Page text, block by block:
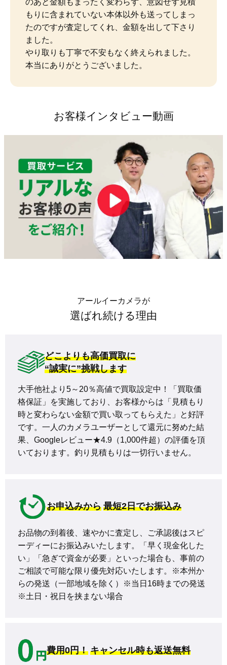
のあと金額もまったく変わらず、意図せず見積
もりに含まれていない本体以外も送ってしまっ
たのですが査定してくれ、金額を出して下さり
ました。
やり取りも丁寧で不安もなく終えられました。
本当にありがとうございました。
お客様インタビュー動画
アールイーカメラが
選ばれ続ける理由
どこよりも高価買取に
“誠実に”挑戦します
大手他社より5～20％高値で買取設定中！「買取価
格保証」を実施しており、お客様からは「見積もり
時と変わらない金額で買い取ってもらえた」と好評
です。一人のカメラユーザーとして還元に努めた結
果、Googleレビュー★4.9（1,000件超）の評価を頂
いております。釣り見積もりは一切行いません。
お申込みから 最短2日でお振込み
お品物の到着後、速やかに査定し、ご承認後はスピ
ーディーにお振込みいたします。「早く現金化した
い」「急ぎで資金が必要」といった場合も、事前の
ご相談で可能な限り優先対応いたします。※本州か
らの発送（一部地域を除く）※当日16時までの発送
※土日・祝日を挟まない場合
費用0円！ キャンセル時も返送無料